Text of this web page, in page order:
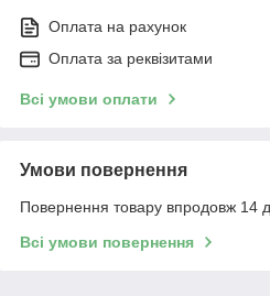
Оплата на рахунок
Оплата за реквізитами
Всі умови оплати
Умови повернення
Повернення товару впродовж 14
Всі умови повернення